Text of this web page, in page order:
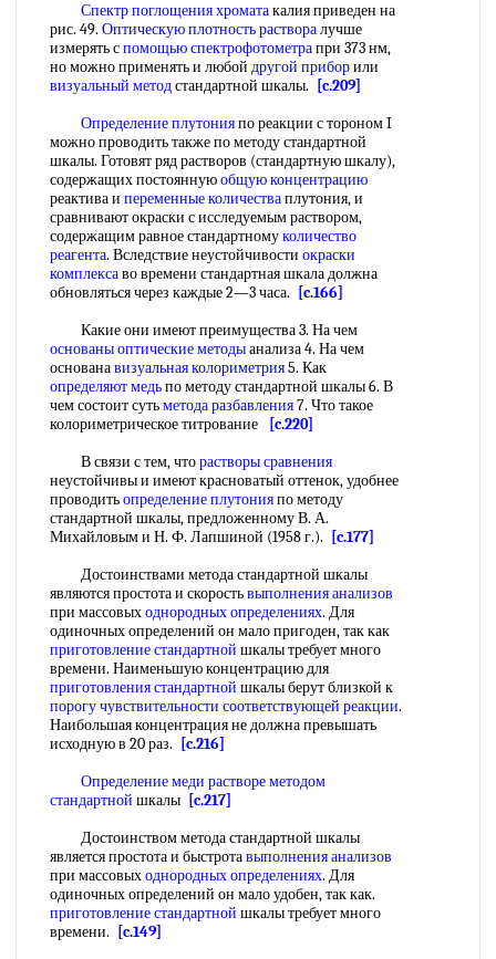
Спектр поглощения хроматакалия приведен на
рис. 49. Оптическую плотность растворалучше
измерять спомощью спектрофотометрапри 373 нм,
но можно применять и любой другой приборили
визуальный методстандартной шкалы.
[c.209]
Определение плутонияпо реакции с тороном I
можно проводить также по методу стандартной
шкалы. Готовят ряд растворов (стандартную шкалу),
содержащих постояннуюобщую концентрацию
реактива и переменные количестваплутония, и
сравнивают окраски с исследуемым раствором,
содержащим равное стандартномуколичество
реагента. Вследствие неустойчивости окраски
комплексаво времени стандартная шкала должна
обновляться через каждые 2—3 часа.
[c.166]
Какие они имеют преимущества 3. На чем
основаны оптические методыанализа 4. На чем
основанавизуальная колориметрия5. Как
определяют медьпо методу стандартной шкалы 6. В
чем состоит сутьметода разбавления7. Что такое
колориметрическое титрование
[c.220]
В связи с тем, чторастворы сравнения
неустойчивы и имеют красноватый оттенок, удобнее
проводитьопределение плутонияпо методу
стандартной шкалы, предложенному В. А.
Михайловым и Н. Ф. Лапшиной (1958 г.).
[c.177]
Достоинствами метода стандартной шкалы
являются простота и скоростьвыполнения анализов
при массовыходнородных определениях. Для
одиночных определений он мало пригоден, так как
приготовление стандартной шкалы требует много
времени. Наименьшую концентрацию для
приготовления стандартной шкалы берут близкой к
порогу чувствительности соответствующей реакции.
Наибольшая концентрация не должна превышать
исходную в 20 раз.
[c.216]
Определение меди раствореметодом
стандартной шкалы [c.217]
Достоинством метода стандартной шкалы
является простота и быстротавыполнения анализов
при массовыходнородных определениях. Для
одиночных определений он мало удобен, так как.
приготовление стандартной шкалы требует много
времени.
[c.149]